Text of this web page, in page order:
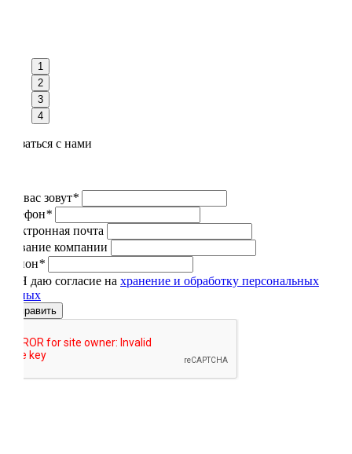
1
2
3
4
Связаться с нами
Как вас зовут*
Телефон*
Электронная почта
Название компании
Регион*
Я даю согласие на хранение и обработку персональных
данных
Отправить